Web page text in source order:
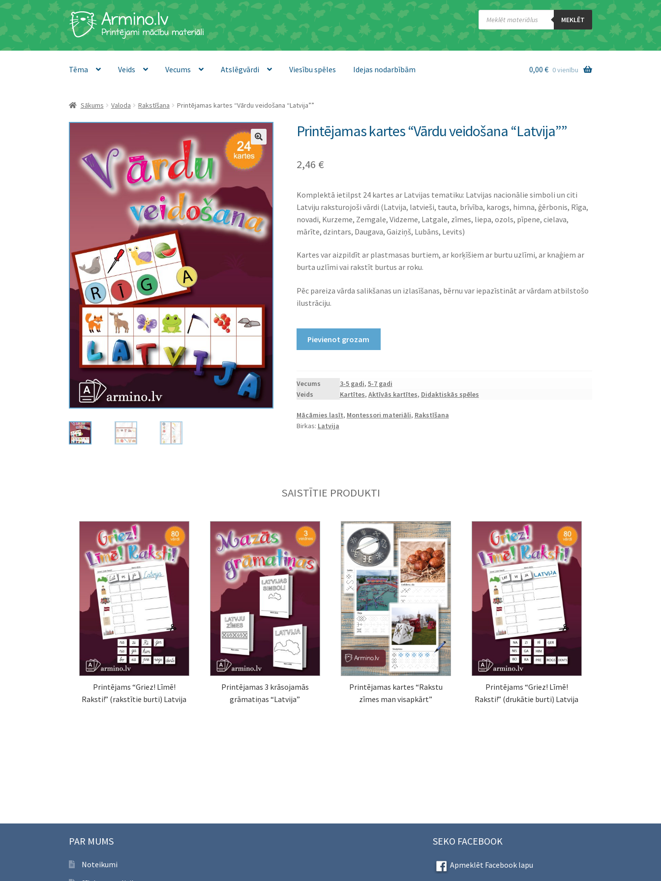
Skip
to
navigation
Skip
to
content
Products
search MEKLĒT
Tēma Veids Vecums Atslēgvārdi Viesību spēles Idejas nodarbībām 0,00 € 0 vienību
Sākums Valoda Rakstīšana Printējamas kartes “Vārdu veidošana “Latvija””
Printējamas kartes “Vārdu veidošana “Latvija””
2,46 €
Komplektā ietilpst 24 kartes ar Latvijas tematiku: Latvijas nacionālie simboli un citi
Latviju raksturojoši vārdi (Latvija, latvieši, tauta, brīvība, karogs, himna, ģērbonis, Rīga,
novadi, Kurzeme, Zemgale, Vidzeme, Latgale, zīmes, liepa, ozols, pīpene, cielava,
mārīte, dzintars, Daugava, Gaiziņš, Lubāns, Levits)
Kartes var aizpildīt ar plastmasas burtiem, ar korķīšiem ar burtu uzlīmi, ar knaģiem ar
burta uzlīmi vai rakstīt burtus ar roku.
Pēc pareiza vārda salikšanas un izlasīšanas, bērnu var iepazīstināt ar vārdam atbilstošo
ilustrāciju.
"Latvija""
daudzums
Pievienot grozam
Vecums 3-5 gadi, 5-7 gadi
Veids
Kartītes, Aktīvās kartītes, Didaktiskās spēles
Mācāmies lasīt, Montessori materiāli, Rakstīšana
Birkas: Latvija
SAISTĪTIE PRODUKTI
Printējams “Griez! Līmē!
Raksti!” (rakstītie burti) Latvija
Printējamas 3 krāsojamās
grāmatiņas “Latvija”
Printējamas kartes “Rakstu
zīmes man visapkārt”
Printējams “Griez! Līmē!
Raksti!” (drukātie burti) Latvija
PAR MUMS
Noteikumi
SEKO FACEBOOK
Apmeklēt Facebook lapu